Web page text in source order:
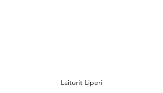
Laiturit Liperi